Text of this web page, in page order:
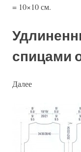
= 10×10 см.
спицами
Далее